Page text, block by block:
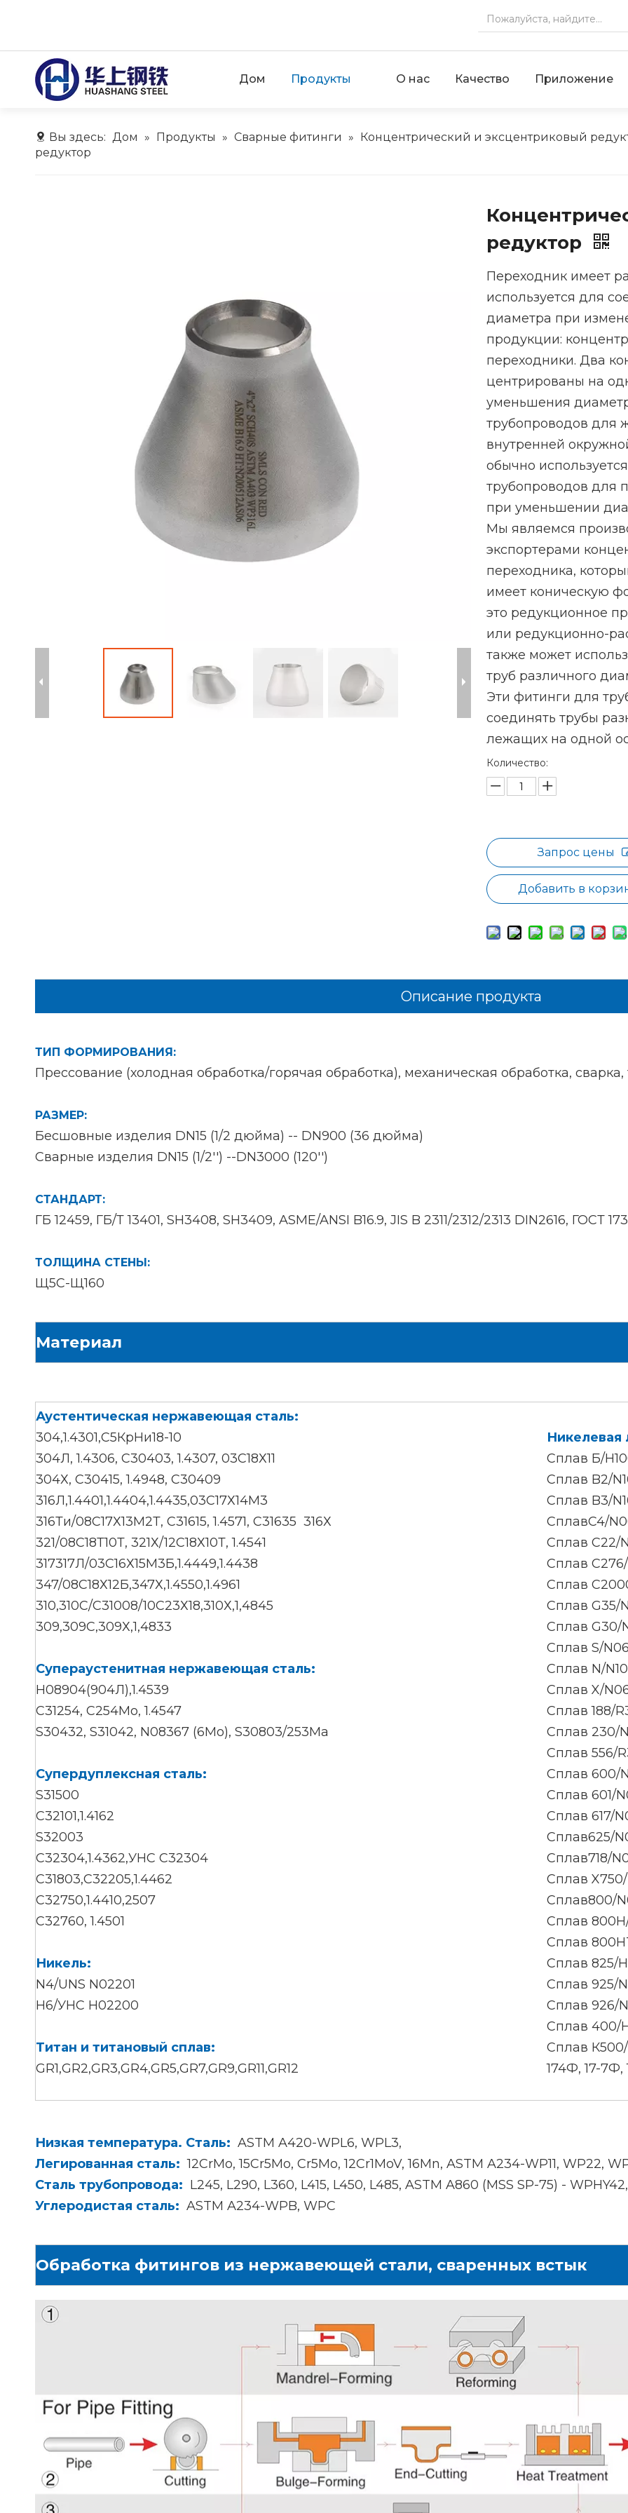
Дом Продукты О нас Качество Приложение
Вы здесь: Дом » Продукты » Сварные фитинги » Концентрический и эксцентриковый
редуктор
редуктор
Переходник имеет
используется для
диаметра при
продукции:
переходники. Два
центрированы на
уменьшения
трубопроводов для
внутренней
обычно
трубопроводов для
при уменьшении
Мы являемся
экспортерами
переходника,
имеет коническую
это редукционное
или редукционно-
также может
труб различного
Эти фитинги для
соединять трубы
лежащих на одной
Количество:
Запрос цены
Добавить в
Описание продукта
ТИП ФОРМИРОВАНИЯ:
Прессование (холодная обработка/горячая обработка), механическая обработка, сварка,
РАЗМЕР:
Бесшовные изделия DN15 (1/2 дюйма) -- DN900 (36 дюйма)
Сварные изделия DN15 (1/2'') --DN3000 (120'')
СТАНДАРТ:
ГБ 12459, ГБ/Т 13401, SH3408, SH3409, ASME/ANSI B16.9, JIS B 2311/2312/2313 DIN2616, ГОСТ
ТОЛЩИНА СТЕНЫ:
Щ5С-Щ160
Материал
Аустентическая нержавеющая сталь:
304,1.4301,С5КрНи18-10
304Л, 1.4306, С30403, 1.4307, 03С18Х11
304Х, С30415, 1.4948, С30409
316Л,1.4401,1.4404,1.4435,03С17Х14М3
316Ти/08С17Х13М2Т, С31615, 1.4571, С31635 316Х
321/08С18Т10Т, 321Х/12С18Х10Т, 1.4541
317317Л/03С16Х15М3Б,1.4449,1.4438
347/08С18Х12Б,347Х,1.4550,1.4961
310,310С/С31008/10С23Х18,310Х,1,4845
309,309С,309Х,1,4833
Супераустенитная нержавеющая сталь:
Н08904(904Л),1.4539
С31254, С254Мо, 1.4547
S30432, S31042, N08367 (6Mo), S30803/253Ma
Супердуплексная сталь:
S31500
С32101,1.4162
S32003
С32304,1.4362,УНС С32304
С31803,С32205,1.4462
С32750,1.4410,2507
С32760, 1.4501
Никель:
N4/UNS N02201
Н6/УНС Н02200
Титан и титановый сплав:
GR1,GR2,GR3,GR4,GR5,GR7,GR9,GR11,GR12
Никелевая
Сплав Б/
Сплав B2/
Сплав B3/
СплавC4/
Сплав C22/
Сплав C276/
Сплав
Сплав G35/
Сплав G30/
Сплав S/
Сплав N/
Сплав X/
Сплав 188/
Сплав 230/
Сплав 556/
Сплав 600/
Сплав 601/
Сплав 617/
Сплав625/
Сплав718/
Сплав
Сплав800/
Сплав
Сплав
Сплав 825/
Сплав 925/
Сплав 926/
Сплав 400/
Сплав
174Ф, 17-7Ф,
Низкая температура. Сталь: ASTM A420-WPL6, WPL3,
Легированная сталь:12CrMo, 15Cr5Mo, Cr5Mo, 12Cr1MoV, 16Mn, ASTM A234-WP11, WP22,
Сталь трубопровода: L245, L290, L360, L415, L450, L485, ASTM A860 (MSS SP-75) -
Углеродистая сталь: ASTM A234-WPB, WPC
Обработка фитингов из нержавеющей стали, сваренных встык